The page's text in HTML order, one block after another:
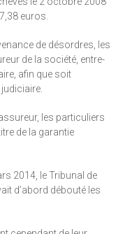
euros.
de désordres, les
de la société, entre-
afin que soit
les particuliers
de la garantie
2014, le Tribunal de
d’abord débouté les